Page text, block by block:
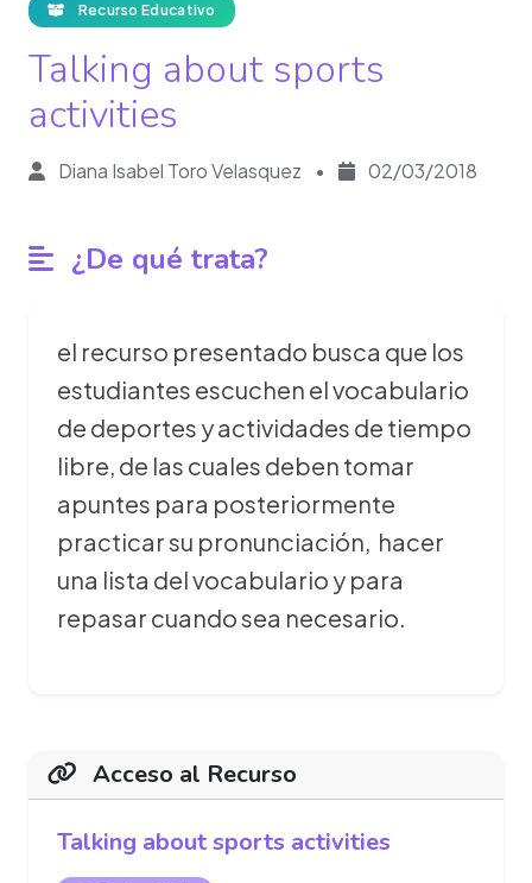
Recurso Educativo
Talking about sports
activities
Diana Isabel Toro Velasquez • 02/03/2018
¿De qué trata?
el recurso presentado busca que los
estudiantes escuchen el vocabulario
de deportes y actividades de tiempo
libre, de las cuales deben tomar
apuntes para posteriormente
practicar su pronunciación, hacer
una lista del vocabulario y para
repasar cuando sea necesario.
Acceso al Recurso
Talking about sports activities